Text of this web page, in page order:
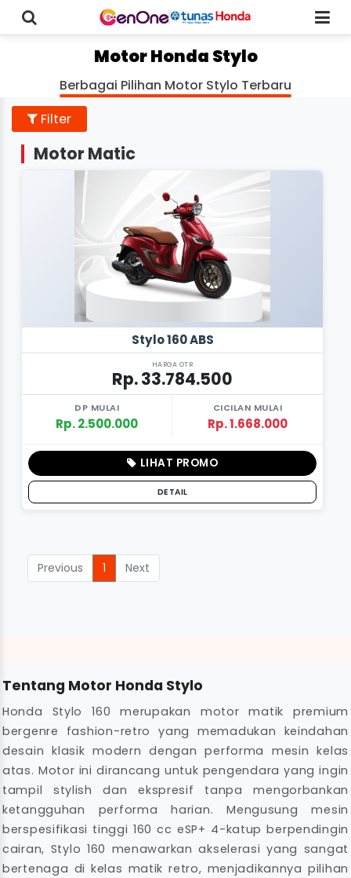
Motor Honda Stylo
Berbagai Pilihan Motor Stylo Terbaru
Filter
Motor Matic
Stylo 160 ABS
HARGA OTR
Rp. 33.784.500
DP MULAI
Rp. 2.500.000
CICILAN MULAI
Rp. 1.668.000
LIHAT PROMO
DETAIL
Previous 1 Next
Tentang Motor Honda Stylo
Honda Stylo 160 merupakan motor matik premium
bergenre fashion-retro yang memadukan keindahan
desain klasik modern dengan performa mesin kelas
atas. Motor ini dirancang untuk pengendara yang ingin
tampil stylish dan ekspresif tanpa mengorbankan
ketangguhan performa harian. Mengusung mesin
berspesifikasi tinggi 160 cc eSP+ 4-katup berpendingin
cairan, Stylo 160 menawarkan akselerasi yang sangat
bertenaga di kelas matik retro, menjadikannya pilihan